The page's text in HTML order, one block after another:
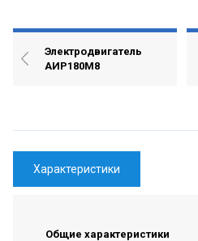
Электродвигатель
АИР180М8
Характеристики
Общие характеристики